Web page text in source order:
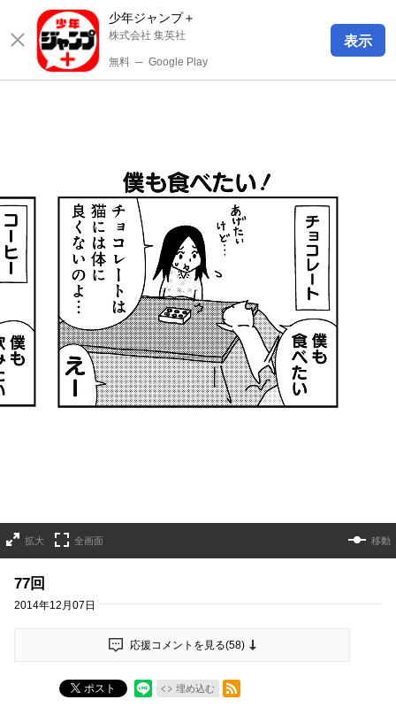
少年ジャンプ＋
株式会社 集英社
無料 ─ Google Play
表示
拡大 全画面 移動
77回
2014年12月07日
応援コメントを見る(58)
ポスト 埋め込む
RSSフィード